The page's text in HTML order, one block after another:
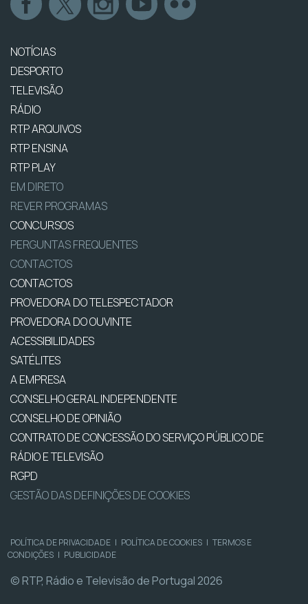
NOTÍCIAS
DESPORTO
TELEVISÃO
RÁDIO
RTP ARQUIVOS
RTP ENSINA
RTP PLAY
EM DIRETO
REVER PROGRAMAS
CONCURSOS
PERGUNTAS FREQUENTES
CONTACTOS
CONTACTOS
PROVEDORA DO TELESPECTADOR
PROVEDORA DO OUVINTE
ACESSIBILIDADES
SATÉLITES
A EMPRESA
CONSELHO GERAL INDEPENDENTE
CONSELHO DE OPINIÃO
CONTRATO DE CONCESSÃO DO SERVIÇO PÚBLICO DE
RÁDIO E TELEVISÃO
RGPD
GESTÃO DAS DEFINIÇÕES DE COOKIES
POLÍTICA DE PRIVACIDADE | POLÍTICA DE COOKIES | TERMOS E
CONDIÇÕES | PUBLICIDADE
© RTP, Rádio e Televisão de Portugal 2026